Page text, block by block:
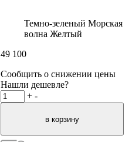
Темно-зеленый Морская
волна Желтый
49 100
Сообщить о снижении цены
Нашли дешевле?
+ -